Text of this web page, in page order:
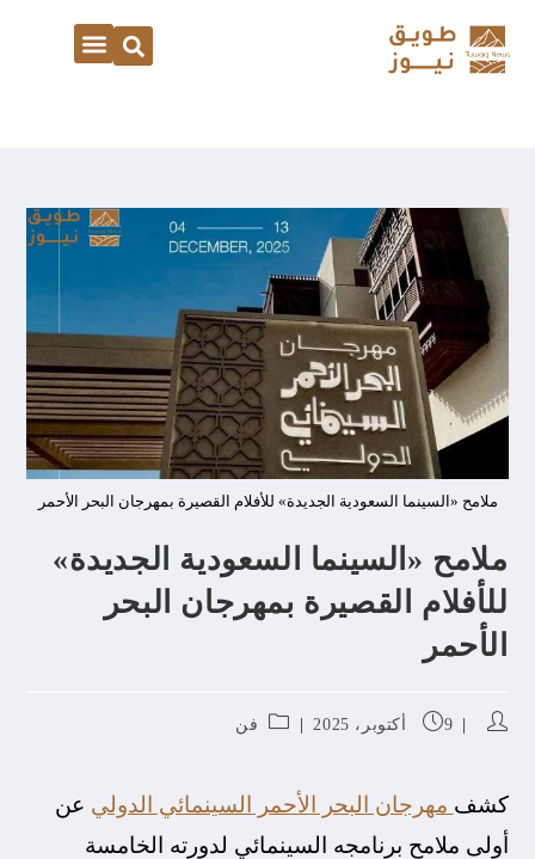
ملامح «السينما السعودية الجديدة» للأفلام القصيرة بمهرجان البحر الأحمر
ملامح «السينما السعودية الجديدة»
للأفلام القصيرة بمهرجان البحر
الأحمر
9 أكتوبر، 2025 فن
كشف مهرجان البحر الأحمر السينمائي الدولي عن
أولى ملامح برنامجه السينمائي لدورته الخامسة